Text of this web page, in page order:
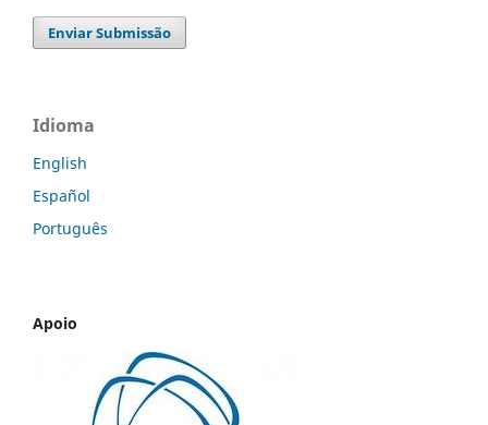
Enviar Submissão
Idioma
English
Español
Português
Apoio